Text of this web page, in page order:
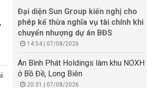
Đại diện Sun Group kiến nghị cho
phép kế thừa nghĩa vụ tài chính khi
chuyển nhượng dự án BĐS
14:54 | 07/08/2026
An Bình Phát Holdings làm khu NOXH
ở Bồ Đề, Long Biên
20:31 | 07/08/2026